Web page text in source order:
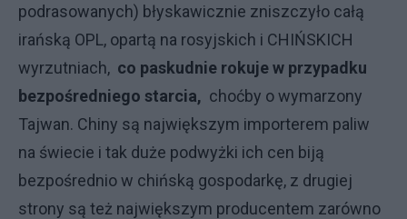
podrasowanych) błyskawicznie zniszczyło całą
irańską OPL, opartą na rosyjskich i CHIŃSKICH
wyrzutniach, co paskudnie rokuje w przypadku
bezpośredniego starcia, choćby o wymarzony
Tajwan. Chiny są największym importerem paliw
na świecie i tak duże podwyżki ich cen biją
bezpośrednio w chińską gospodarkę, z drugiej
strony są też największym producentem zarówno